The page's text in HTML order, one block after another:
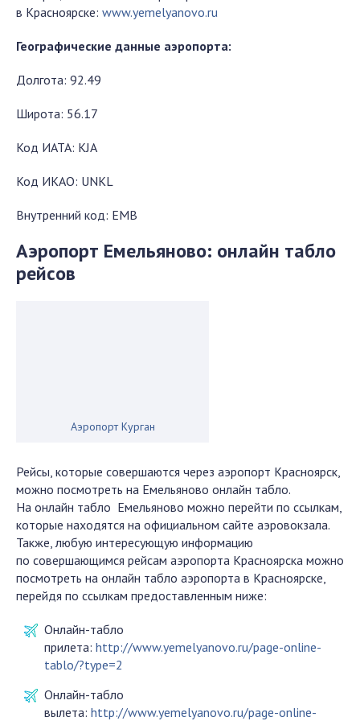
в Красноярске: www.yemelyanovo.ru
Географические данные аэропорта:
Долгота: 92.49
Широта: 56.17
Код ИАТА: KJA
Код ИКАО: UNKL
Внутренний код: ЕМВ
Аэропорт Емельяново: онлайн табло
рейсов
Аэропорт Курган
Рейсы, которые совершаются через аэропорт Красноярск,
можно посмотреть на Емельяново онлайн табло.
На онлайн табло Емельяново можно перейти по ссылкам,
которые находятся на официальном сайте аэровокзала.
Также, любую интересующую информацию
по совершающимся рейсам аэропорта Красноярска можно
посмотреть на онлайн табло аэропорта в Красноярске,
перейдя по ссылкам предоставленным ниже:
Онлайн-табло
прилета: http://www.yemelyanovo.ru/page-online-
tablo/?type=2
Онлайн-табло
вылета: http://www.yemelyanovo.ru/page-online-